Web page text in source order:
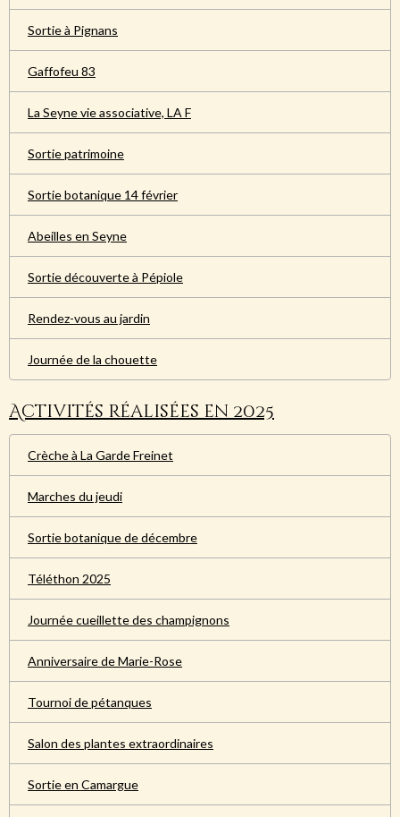
Sortie à Pignans
Gaffofeu 83
La Seyne vie associative, LA F
Sortie patrimoine
Sortie botanique 14 février
Abeilles en Seyne
Sortie découverte à Pépiole
Rendez-vous au jardin
Journée de la chouette
Activités réalisées en 2025
Crèche à La Garde Freinet
Marches du jeudi
Sortie botanique de décembre
Téléthon 2025
Journée cueillette des champignons
Anniversaire de Marie-Rose
Tournoi de pétanques
Salon des plantes extraordinaires
Sortie en Camargue